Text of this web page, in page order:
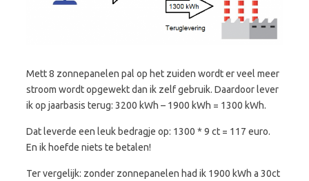
Mett 8 zonnepanelen pal op het zuiden wordt er veel meer
stroom wordt opgewekt dan ik zelf gebruik. Daardoor lever
ik op jaarbasis terug: 3200 kWh – 1900 kWh = 1300 kWh.
Dat leverde een leuk bedragje op: 1300 * 9 ct = 117 euro.
En ik hoefde niets te betalen!
Ter vergelijk: zonder zonnepanelen had ik 1900 kWh a 30ct